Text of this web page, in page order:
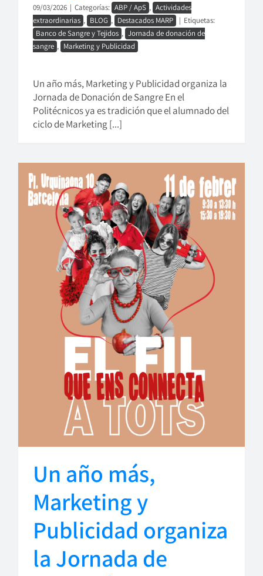
09/03/2026 | Categorías: ABP / ApS , Actividades
extraordinarias , BLOG , Destacados MARP | Etiquetas:
Banco de Sangre y Tejidos , Jornada de donación de
sangre , Marketing y Publicidad
Un año más, Marketing y Publicidad organiza la
Jornada de Donación de Sangre En el
Politécnicos ya es tradición que el alumnado del
ciclo de Marketing [...]
Un año más,
Marketing y
Publicidad organiza
la Jornada de